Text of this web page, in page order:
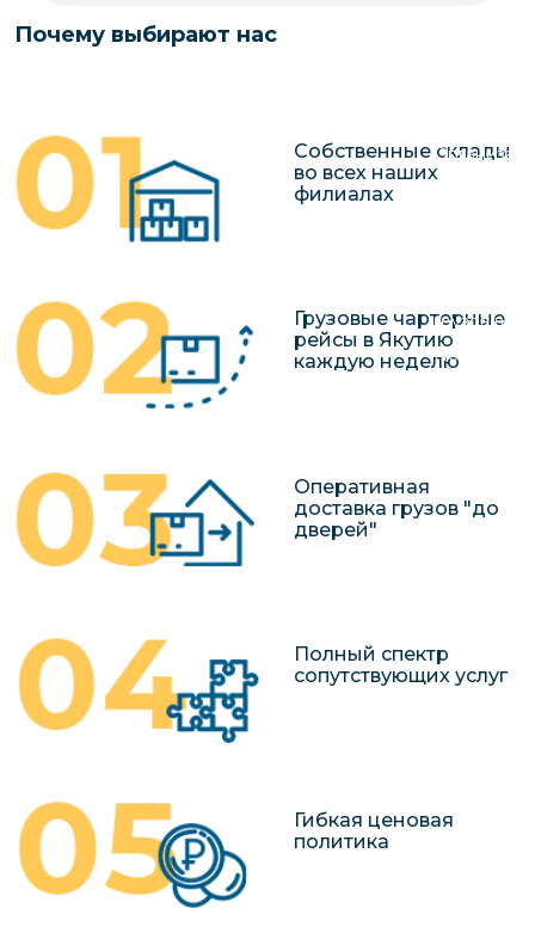
грузов в
Перевозка
Почему выбирают нас
Собственные склады
во всех наших
филиалах
Грузовые чартерные
рейсы в Якутию
каждую неделю
Оперативная
доставка грузов "до
дверей"
Полный спектр
сопутствующих услуг
Гибкая ценовая
политика